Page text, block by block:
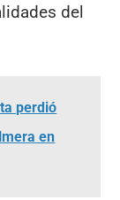
del
perdió
en